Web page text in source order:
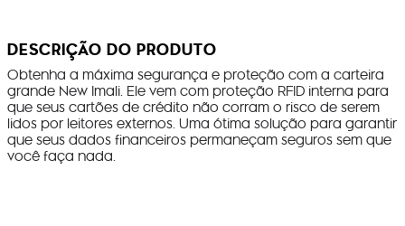
DESCRIÇÃO DO PRODUTO
Obtenha a máxima segurança e proteção com a carteira
grande New Imali. Ele vem com proteção RFID interna para
que seus cartões de crédito não corram o risco de serem
lidos por leitores externos. Uma ótima solução para garantir
que seus dados financeiros permaneçam seguros sem que
você faça nada.